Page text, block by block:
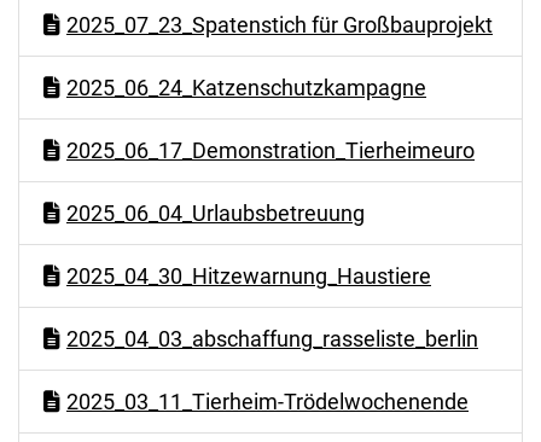
2025_07_23_Spatenstich für Großbauprojekt
2025_06_24_Katzenschutzkampagne
2025_06_17_Demonstration_Tierheimeuro
2025_06_04_Urlaubsbetreuung
2025_04_30_Hitzewarnung_Haustiere
2025_04_03_abschaffung_rasseliste_berlin
2025_03_11_Tierheim-Trödelwochenende